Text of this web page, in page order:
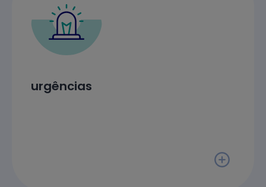
urgências